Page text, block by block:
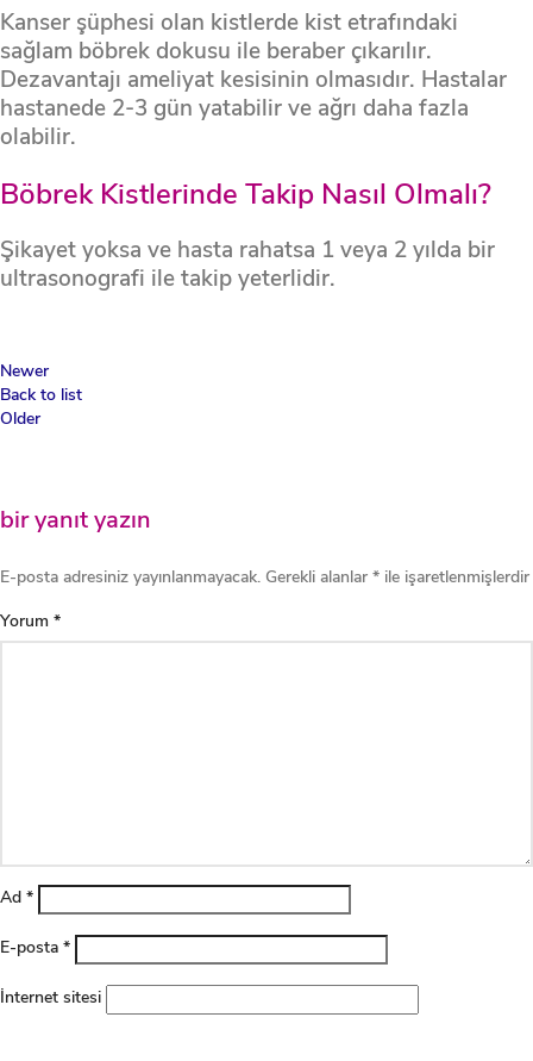
Kanser şüphesi olan kistlerde kist etrafındaki
sağlam böbrek dokusu ile beraber çıkarılır.
Dezavantajı ameliyat kesisinin olmasıdır. Hastalar
hastanede 2-3 gün yatabilir ve ağrı daha fazla
olabilir.
Böbrek Kistlerinde Takip Nasıl Olmalı?
Şikayet yoksa ve hasta rahatsa 1 veya 2 yılda bir
ultrasonografi ile takip yeterlidir.
Newer
Back to list
Older
bir yanıt yazın
E-posta adresiniz yayınlanmayacak. Gerekli alanlar * ile işaretlenmişlerdir
Yorum *
Ad *
E-posta *
İnternet sitesi